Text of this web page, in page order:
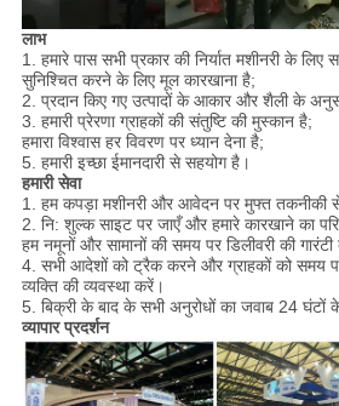
लाभ
1. हमारे पास सभी प्रकार की निर्यात मशीनरी के लिए
सुनिश्चित करने के लिए मूल कारखाना है;
2. प्रदान किए गए उत्पादों के आकार और शैली के
3. हमारी प्रेरणा ग्राहकों की संतुष्टि की मुस्कान है;
हमारा विश्वास हर विवरण पर ध्यान देना है;
5. हमारी इच्छा ईमानदारी से सहयोग है।
हमारी सेवा
1. हम कपड़ा मशीनरी और आवेदन पर मुफ्त तकनीकी
2. नि: शुल्क साइट पर जाएँ और हमारे कारखाने का
हम नमूनों और सामानों की समय पर डिलीवरी की
4. सभी आदेशों को ट्रैक करने और ग्राहकों को समय
व्यक्ति की व्यवस्था करें।
5. बिक्री के बाद के सभी अनुरोधों का जवाब 24 घंटों के
व्यापार प्रदर्शन